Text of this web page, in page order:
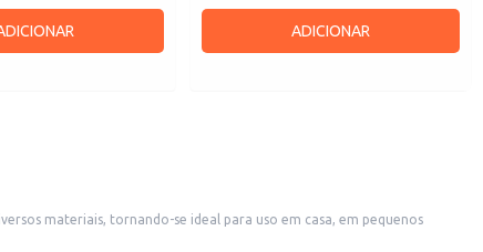
ADICIONAR
materiais, tornando-se ideal para uso em casa, em pequenos